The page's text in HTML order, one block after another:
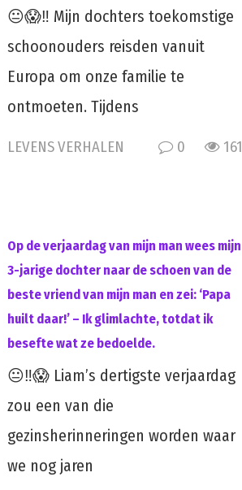
😐😱‼️ Mijn dochters toekomstige
schoonouders reisden vanuit
Europa om onze familie te
ontmoeten. Tijdens
LEVENS VERHALEN 0 161
Op de verjaardag van mijn man wees mijn
3-jarige dochter naar de schoen van de
beste vriend van mijn man en zei: ‘Papa
huilt daar!’ – Ik glimlachte, totdat ik
besefte wat ze bedoelde.
😐‼️😱 Liam’s dertigste verjaardag
zou een van die
gezinsherinneringen worden waar
we nog jaren